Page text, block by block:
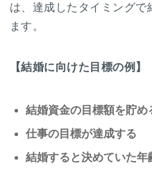
は、達成したタイミング
ます。
【結婚に向けた目標の例】
結婚資金の目標額を貯め
仕事の目標が達成する
結婚すると決めていた年